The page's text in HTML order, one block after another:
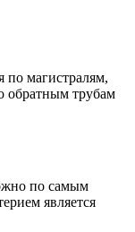
по магистралям,
обратным трубам
по самым
является